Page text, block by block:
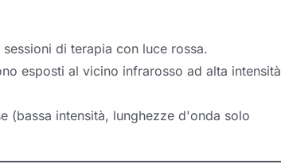
di terapia con luce rossa.
esposti al vicino infrarosso ad alta intensità
(bassa intensità, lunghezze d'onda solo